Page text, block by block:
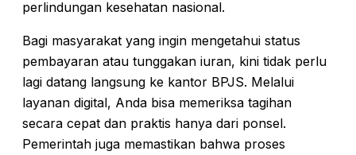
perlindungan kesehatan nasional.
Bagi masyarakat yang ingin mengetahui status
pembayaran atau tunggakan iuran, kini tidak perlu
lagi datang langsung ke kantor BPJS. Melalui
layanan digital, Anda bisa memeriksa tagihan
secara cepat dan praktis hanya dari ponsel.
Pemerintah juga memastikan bahwa proses